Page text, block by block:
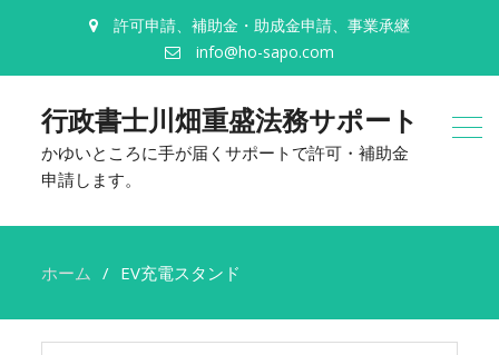
許可申請、補助金・助成金申請、事業承継
info@ho-sapo.com
行政書士川畑重盛法務サポート
かゆいところに手が届くサポートで許可・補助金
申請します。
ホーム EV充電スタンド